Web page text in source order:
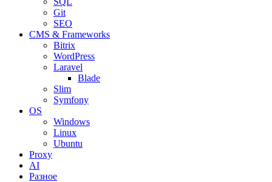
Git
SEO
CMS & Frameworks
Bitrix
WordPress
Laravel
Blade
Slim
Symfony
OS
Windows
Linux
Ubuntu
Proxy
AI
Разное